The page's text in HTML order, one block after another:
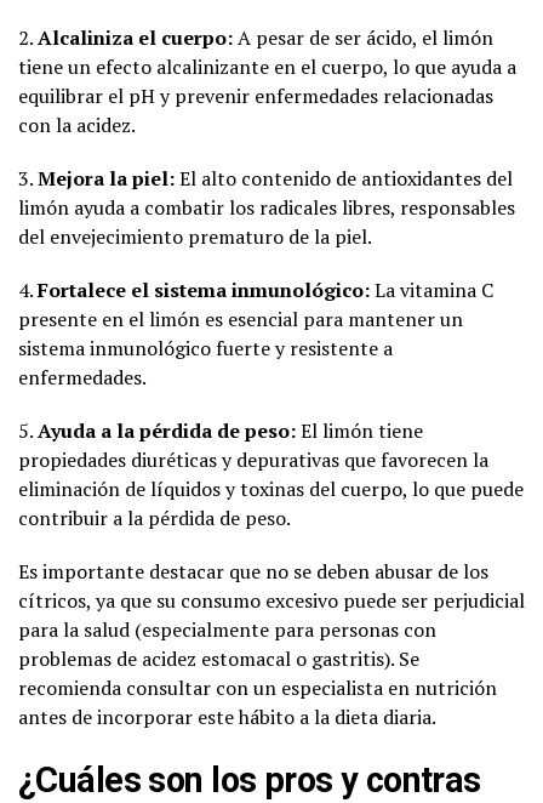
2.Alcaliniza el cuerpo:A pesar de ser ácido, el limón
tiene un efecto alcalinizante en el cuerpo, lo que ayuda a
equilibrar el pH y prevenir enfermedades relacionadas
con la acidez.
3.Mejora la piel:El alto contenido de antioxidantes del
limón ayuda a combatir los radicales libres, responsables
del envejecimiento prematuro de la piel.
4.Fortalece el sistema inmunológico:La vitamina C
presente en el limón es esencial para mantener un
sistema inmunológico fuerte y resistente a
enfermedades.
5.Ayuda a la pérdida de peso:El limón tiene
propiedades diuréticas y depurativas que favorecen la
eliminación de líquidos y toxinas del cuerpo, lo que puede
contribuir a la pérdida de peso.
Es importante destacar que no se deben abusar de los
cítricos, ya que su consumo excesivo puede ser perjudicial
para la salud (especialmente para personas con
problemas de acidez estomacal o gastritis). Se
recomienda consultar con un especialista en nutrición
antes de incorporar este hábito a la dieta diaria.
¿Cuáles son los pros y contras